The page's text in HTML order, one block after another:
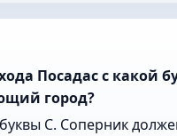
Посадас с какой
город?
С. Соперник